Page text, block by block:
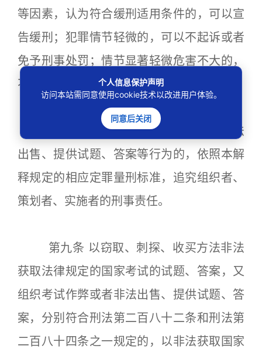
等因素，认为符合缓刑适用条件的，可以宣
告缓刑；犯罪情节轻微的，可以不起诉或者
免予刑事处罚；情节显著轻微危害不大的，
不以犯罪论处。
第八条 单位实施组织考试作弊、非法
出售、提供试题、答案等行为的，依照本解
释规定的相应定罪量刑标准，追究组织者、
策划者、实施者的刑事责任。
第九条 以窃取、刺探、收买方法非法
获取法律规定的国家考试的试题、答案，又
组织考试作弊或者非法出售、提供试题、答
案，分别符合刑法第二百八十二条和刑法第
二百八十四条之一规定的，以非法获取国家
个人信息保护声明
访问本站需同意使用cookie技术以改进用户体验。
同意后关闭